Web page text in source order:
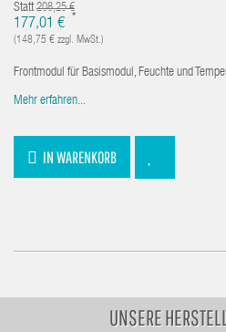
Statt208,25 €
177,01 € *
(148,75 € zzgl. MwSt.)
Frontmodul für Basismodul, Feuchte und
Mehr erfahren...
IN WARENKORB
UNSERE